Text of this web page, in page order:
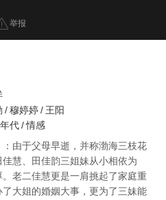
举报
/穆婷婷/ 王阳
年代/情感
：由于父母早逝，并称渤海三枝花
佳慧、田佳韵三姐妹从小相依为
老二佳慧更是一肩挑起了家庭重
大姐的婚姻大事，更为了三妹能